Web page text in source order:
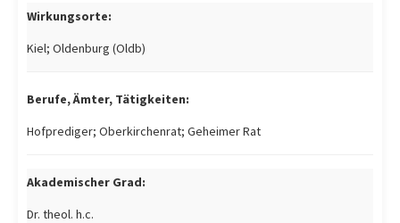
Wirkungsorte:
Kiel; Oldenburg (Oldb)
Berufe, Ämter, Tätigkeiten:
Hofprediger; Oberkirchenrat; Geheimer Rat
Akademischer Grad:
Dr. theol. h.c.